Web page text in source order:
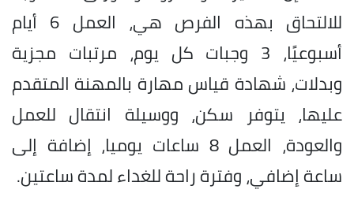
للالتحاق بهذه الفرص هي، العمل 6 أيام
أسبوعيًا، 3 وجبات كل يوم، مرتبات مجزية
وبدلات، شهادة قياس مهارة بالمهنة المتقدم
عليها، يتوفر سكن، ووسيلة انتقال للعمل
والعودة، العمل 8 ساعات يوميا، إضافة إلى
ساعة إضافي، وفترة راحة للغداء لمدة ساعتين.